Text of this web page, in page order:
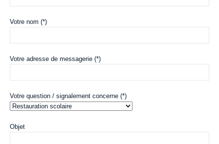
Votre nom (*)
Votre adresse de messagerie (*)
Votre question / signalement concerne (*)
Objet